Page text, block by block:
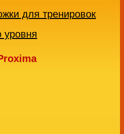
для тренировок
уровня